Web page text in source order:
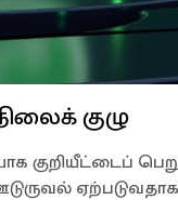
குழு
குறியீட்டைப்